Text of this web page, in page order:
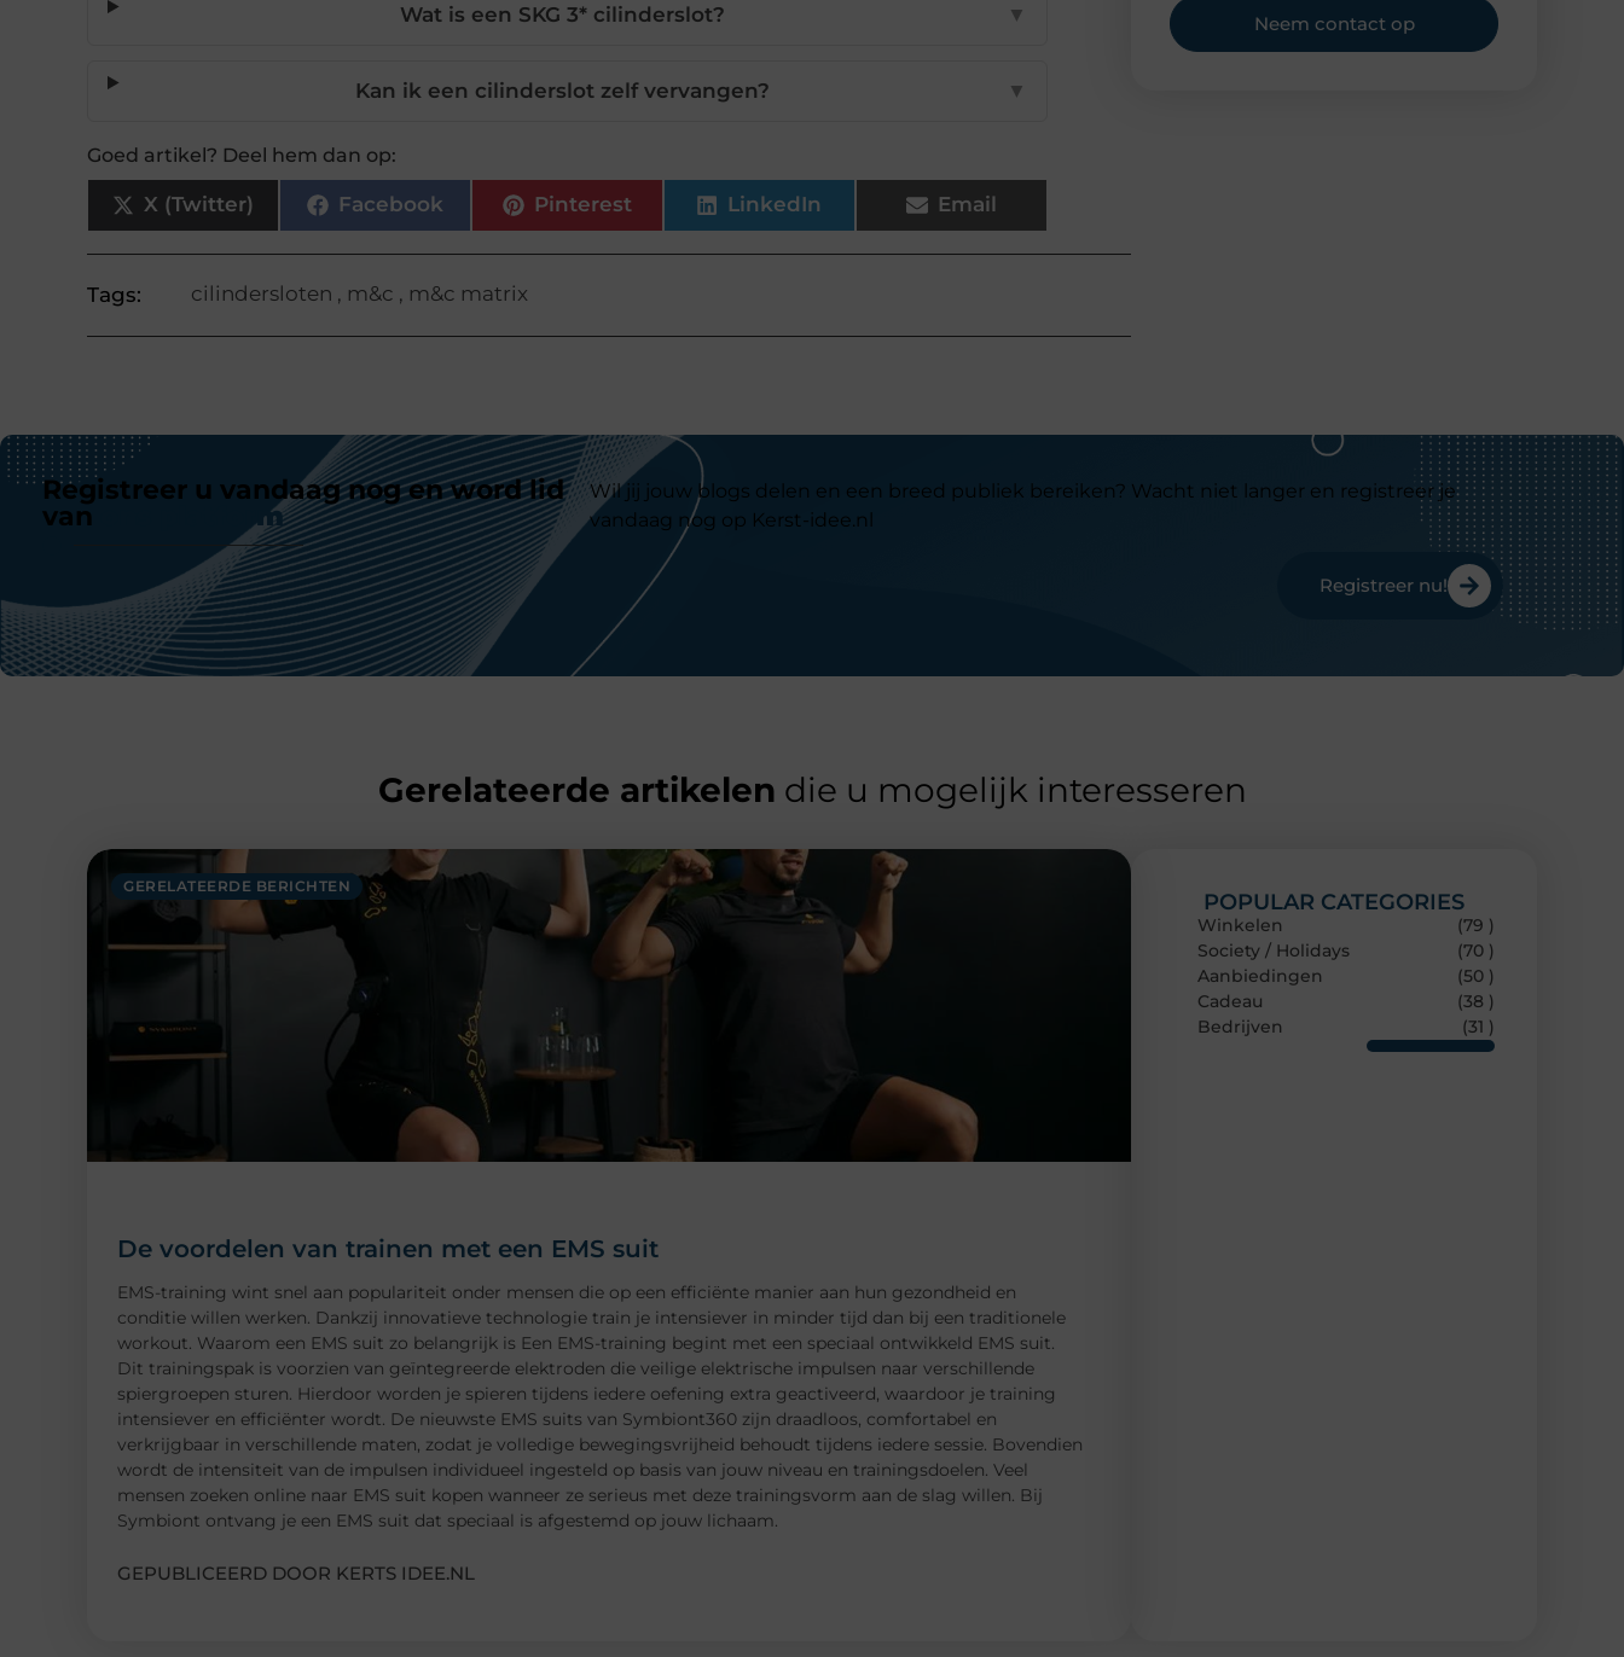
Wat is een SKG 3* cilinderslot? ▼
Kan ik een cilinderslot zelf vervangen? ▼
Goed artikel? Deel hem dan op:
X (Twitter) Facebook Pinterest LinkedIn Email
Tags: cilindersloten , m&c , m&c matrix
Neem contact op
Registreer u vandaag nog en word lid
van
ons platform
Wil jij jouw blogs delen en een breed publiek bereiken? Wacht niet langer en registreer je
vandaag nog op Kerst-idee.nl
Registreer nu!
Gerelateerde artikelen die u mogelijk interesseren
GERELATEERDE BERICHTEN
De voordelen van trainen met een EMS suit
EMS-training wint snel aan populariteit onder mensen die op een efficiënte manier aan hun gezondheid en
conditie willen werken. Dankzij innovatieve technologie train je intensiever in minder tijd dan bij een traditionele
workout. Waarom een EMS suit zo belangrijk is Een EMS-training begint met een speciaal ontwikkeld EMS suit.
Dit trainingspak is voorzien van geïntegreerde elektroden die veilige elektrische impulsen naar verschillende
spiergroepen sturen. Hierdoor worden je spieren tijdens iedere oefening extra geactiveerd, waardoor je training
intensiever en efficiënter wordt. De nieuwste EMS suits van Symbiont360 zijn draadloos, comfortabel en
verkrijgbaar in verschillende maten, zodat je volledige bewegingsvrijheid behoudt tijdens iedere sessie. Bovendien
wordt de intensiteit van de impulsen individueel ingesteld op basis van jouw niveau en trainingsdoelen. Veel
mensen zoeken online naar EMS suit kopen wanneer ze serieus met deze trainingsvorm aan de slag willen. Bij
Symbiont ontvang je een EMS suit dat speciaal is afgestemd op jouw lichaam.
GEPUBLICEERD DOOR KERTS IDEE.NL
POPULAR CATEGORIES
Winkelen
(79 )
Society / Holidays
(70 )
Aanbiedingen
(50 )
Cadeau
(38 )
Bedrijven
(31 )